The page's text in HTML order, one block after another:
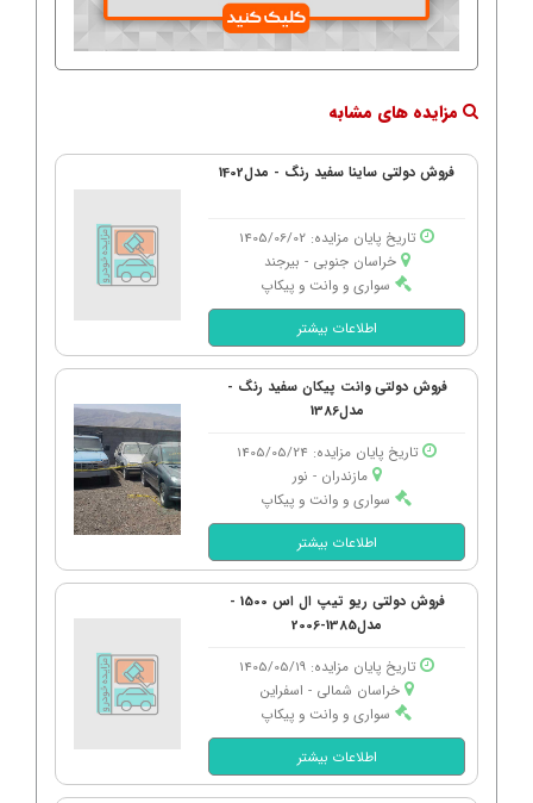
مزایده های مشابه
فروش دولتی ساینا سفید رنگ - مدل1402
تاریخ پایان مزایده: 1405/06/02
خراسان جنوبی - بیرجند
سواری و وانت و پیکاپ
اطلاعات بیشتر
فروش دولتی وانت پیکان سفید رنگ -
مدل1386
تاریخ پایان مزایده: 1405/05/24
مازندران - نور
سواری و وانت و پیکاپ
اطلاعات بیشتر
فروش دولتی ریو تیپ ال اس 1500 -
مدل1385-2006
تاریخ پایان مزایده: 1405/05/19
خراسان شمالی - اسفراین
سواری و وانت و پیکاپ
اطلاعات بیشتر